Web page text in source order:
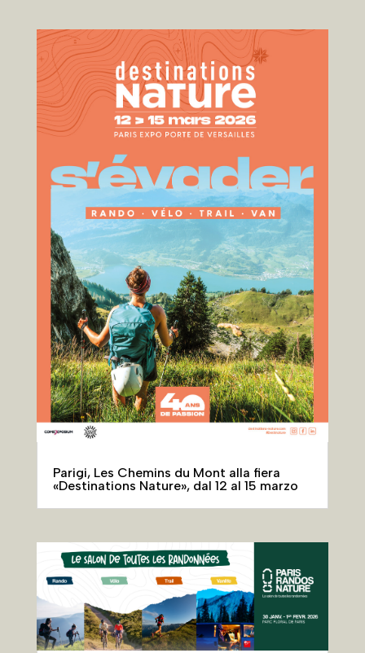
Parigi, Les Chemins du Mont alla fiera
«Destinations Nature», dal 12 al 15 marzo